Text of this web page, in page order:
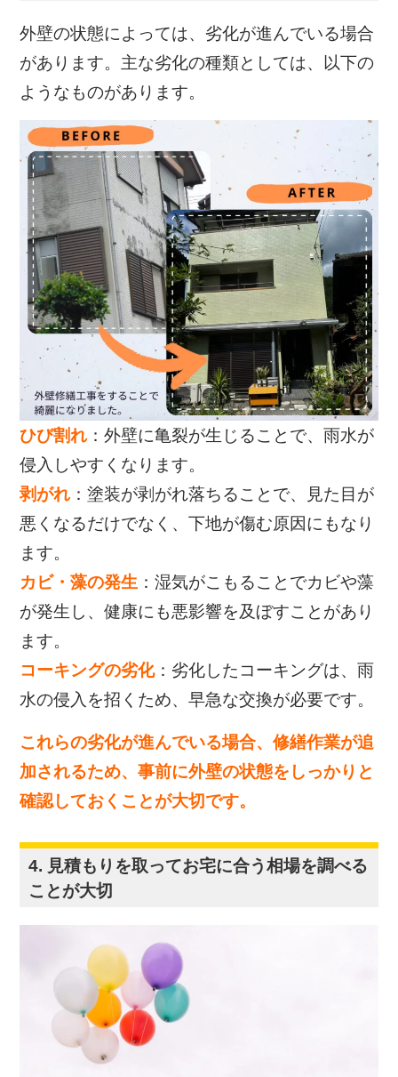
外壁の状態によっては、劣化が進んでいる場合
があります。主な劣化の種類としては、以下の
ようなものがあります。
ひび割れ：外壁に亀裂が生じることで、雨水が
侵入しやすくなります。
剥がれ：塗装が剥がれ落ちることで、見た目が
悪くなるだけでなく、下地が傷む原因にもなり
ます。
カビ・藻の発生 ：湿気がこもることでカビや藻
が発生し、健康にも悪影響を及ぼすことがあり
ます。
コーキングの劣化：劣化したコーキングは、雨
水の侵入を招くため、早急な交換が必要です。
これらの劣化が進んでいる場合、修繕作業が追
加されるため、事前に外壁の状態をしっかりと
確認しておくことが大切です。
4. 見積もりを取ってお宅に合う相場を調べる
ことが大切